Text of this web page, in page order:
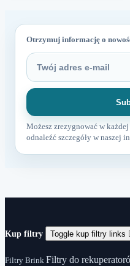
Otrzymuj informację o
Możesz zrezygnować w
odnaleźć szczegóły w naszej
Kup filtry Toggle kup filtry links
Filtry Brink Filtry do